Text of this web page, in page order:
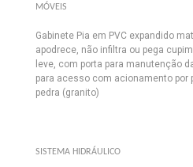
MÓVEIS
Gabinete Pia em PVC expandido
apodrece, não infiltra ou pega
leve, com porta para manutenção
para acesso com acionamento por
pedra (granito)
SISTEMA HIDRÁULICO